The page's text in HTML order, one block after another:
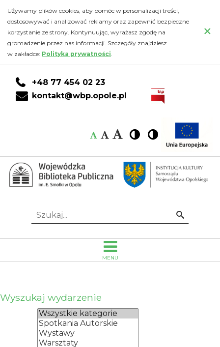
Serdecznie
zapraszamy
Wojewódzka
Biblioteka
Emanuela
Smołki
Opolu
do
głównej
treści
DO
KONTA
CZYTELNIKA
DO
WYSZUKIWARKI
do
stopki
Używamy plików cookies, aby pomóc w personalizacji treści,
dostosowywać i analizować reklamy oraz zapewnić bezpieczne
korzystanie ze strony. Kontynuując, wyrażasz zgodę na
gromadzenie przez nas informacji. Szczegóły znajdziesz
w zakładce: Polityka prywatności.
×
+48 77 454 02 23
kontakt@wbp.opole.pl
Czcionka:
Czcionka
Czcionka
Czcionka
Wysoki
kontrast
Wysoki
kontrast
Idź
Szukaj...
MENU
Wyszukaj wydarzenie